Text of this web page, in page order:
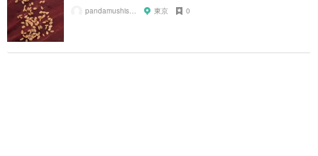
東京 0